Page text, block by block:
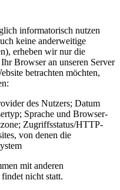
informatorisch nutzen
keine anderweitige
erheben wir nur die
Browser an unseren Server
betrachten möchten,
des Nutzers; Datum
Sprache und Browser-
Zugriffsstatus/HTTP-
von denen die
mit anderen
nicht statt.